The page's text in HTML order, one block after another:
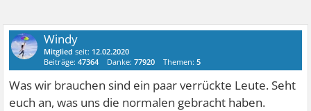
Windy
Mitglied seit: 12.02.2020
Beiträge:47364 Danke:77920 Themen:5
Was wir brauchen sind ein paar verrückte Leute. Seht
euch an, was uns die normalen gebracht haben.